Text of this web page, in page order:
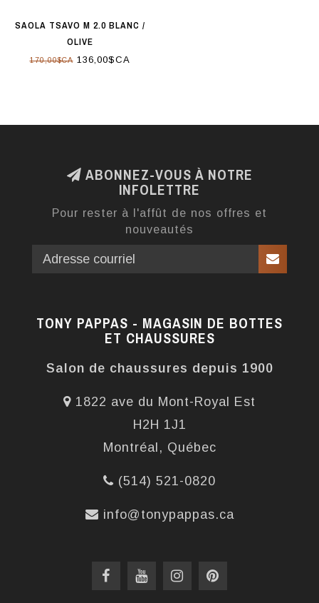
SAOLA TSAVO M 2.0 BLANC /
OLIVE
170,00$CA136,00$CA
ABONNEZ-VOUS À NOTRE
INFOLETTRE
Pour rester à l'affût de nos offres et
nouveautés
TONY PAPPAS - MAGASIN DE BOTTES
ET CHAUSSURES
Salon de chaussures depuis 1900
1822 ave du Mont-Royal Est
H2H 1J1
Montréal, Québec
(514) 521-0820
info@tonypappas.ca